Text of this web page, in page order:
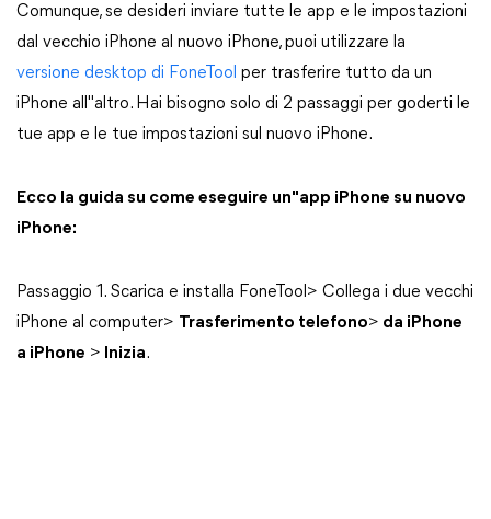
Comunque, se desideri inviare tutte le app e le impostazioni
dal vecchio iPhone al nuovo iPhone, puoi utilizzare la
versione desktop di FoneTool per trasferire tutto da un
iPhone all"altro. Hai bisogno solo di 2 passaggi per goderti le
tue app e le tue impostazioni sul nuovo iPhone.
Ecco la guida su come eseguire un"app iPhone su nuovo
iPhone:
Passaggio 1. Scarica e installa FoneTool> Collega i due vecchi
iPhone al computer> Trasferimento telefono> da iPhone
a iPhone > Inizia.